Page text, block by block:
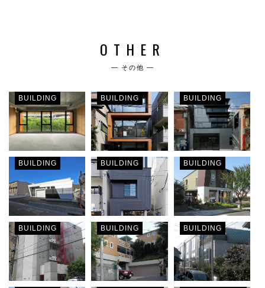
OTHER
― その他 ―
BUILDING BUILDING BUILDING
BUILDING BUILDING BUILDING
BUILDING BUILDING BUILDING